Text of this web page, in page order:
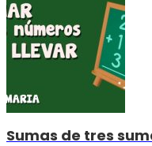
Sumas de tres